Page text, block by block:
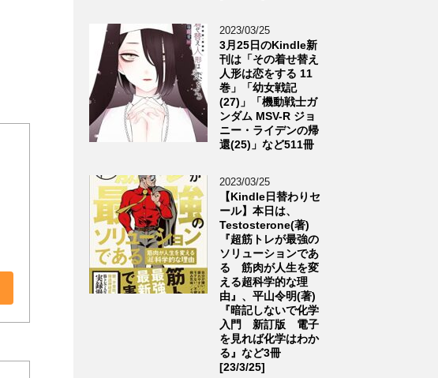
2023/03/25
3月25日のKindle新
刊は「その着せ替え
人形は恋をする 11
巻」「幼女戦記
(27)」「機動戦士ガ
ンダム MSV-R ジョ
ニー・ライデンの帰
還(25)」など511冊
2023/03/25
【Kindle日替わりセ
ール】本日は、
Testosterone(著)
『超筋トレが最強の
ソリューションであ
る 筋肉が人生を変
える超科学的な理
由』、平山令明(著)
『暗記しないで化学
入門 新訂版 電子
を見れば化学はわか
る』など3冊
[23/3/25]